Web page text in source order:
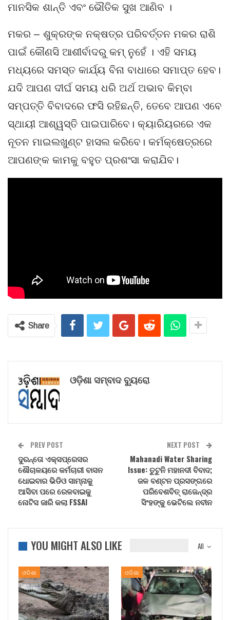
ମାନସିକ ଶାନ୍ତି ଏବଂ ଭୌତିକ ସୁଖ ଆଣିବ ।
ମକର – ଶୁକ୍ରଙ୍କ ନକ୍ଷତ୍ର ପରିବର୍ତ୍ତନ ମକର ରାଶି
ପାଇଁ କୌଣସି ଆଶୀର୍ବାଦରୁ କମ୍ ନୁହେଁ । ଏହି ସମୟ
ମଧ୍ୟରେ ସମସ୍ତ କାର୍ଯ୍ୟ ବିନା ବାଧାରେ ସମାପ୍ତ ହେବ।
ଯଦି ଆପଣ ଦୀର୍ଘ ସମୟ ଧରି ଅର୍ଥ ଅଭାବ କିମ୍ବା
ସମ୍ପତ୍ତି ବିବାଦରେ ଫସି ରହିଛନ୍ତି, ତେବେ ଆପଣ ଏବେ
ସ୍ଥାୟୀ ଆଶ୍ୱସ୍ତି ପାଇପାରିବେ। କ୍ୟାରିୟରରେ ଏକ
ନୂତନ ମାଇଲଖୁଣ୍ଟ ହାସଲ କରିବେ। କର୍ମକ୍ଷେତ୍ରରେ
ଆପଣଙ୍କ କାମକୁ ବହୁତ ପ୍ରଶଂସା କରାଯିବ।
Share
ଓଡ଼ିଶା ସମ୍ବାଦ ବ୍ୟୁରୋ
PREV POST
ଦୁରନ୍ତୋ ଏକ୍ସପ୍ରେସର
ଶୌଚାଳୟରେ କର୍ମଚାରୀ ବାସନ
ଧୋଇବାର ଭିଡିଓ ସାମ୍ନାକୁ
ଆସିବା ପରେ ରେଳବାଇକୁ
ନୋଟିସ ଜାରି କଲା FSSAI
NEXT POST
Mahanadi Water Sharing
Issue: ତୁଟୁନି ମହାନଦୀ ବିବାଦ;
ଜଳ ବଣ୍ଟନ ପ୍ରସଙ୍ଗରେ
ପରିବେଶବିତ୍ ରାଜେନ୍ଦ୍ର
ସିଂହଙ୍କୁ ଭେଟିଲେ ନବୀନ
All
YOU MIGHT ALSO LIKE
ଓଡିଶା ଓଡିଶା